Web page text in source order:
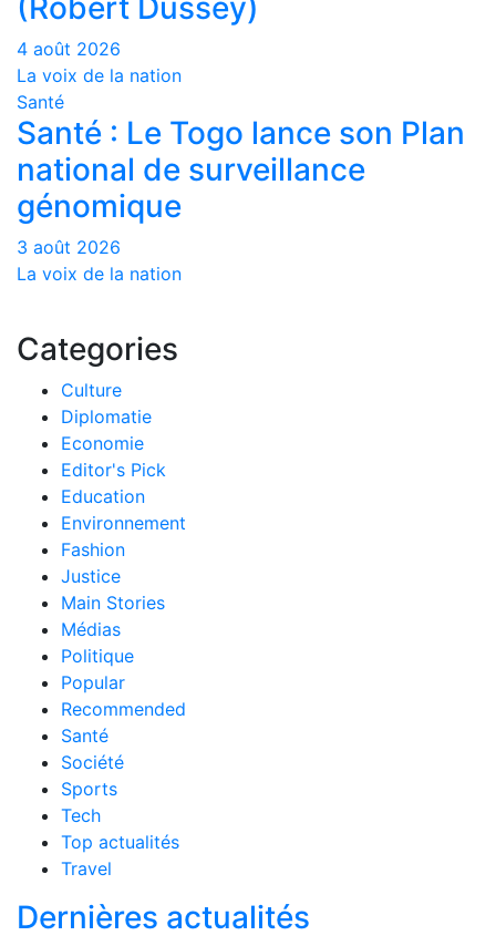
(Robert Dussey)
4 août 2026
La voix de la nation
Santé
Santé : Le Togo lance son Plan
national de surveillance
génomique
3 août 2026
La voix de la nation
Categories
Culture
Diplomatie
Economie
Editor's Pick
Education
Environnement
Fashion
Justice
Main Stories
Médias
Politique
Popular
Recommended
Santé
Société
Sports
Tech
Top actualités
Travel
Dernières actualités